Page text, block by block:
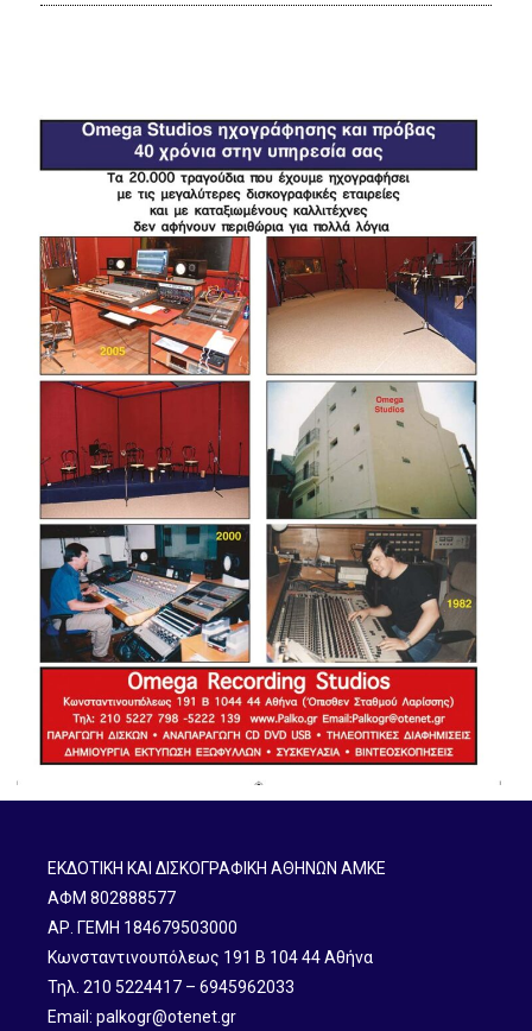
ΕΚΔΟΤΙΚΗ ΚΑΙ ΔΙΣΚΟΓΡΑΦΙΚΗ ΑΘΗΝΩΝ ΑΜΚΕ
ΑΦΜ 802888577
ΑΡ. ΓΕΜΗ 184679503000
Κωνσταντινουπόλεως 191 B 104 44 Αθήνα
Τηλ. 210 5224417 – 6945962033
Email: palkogr@otenet.gr